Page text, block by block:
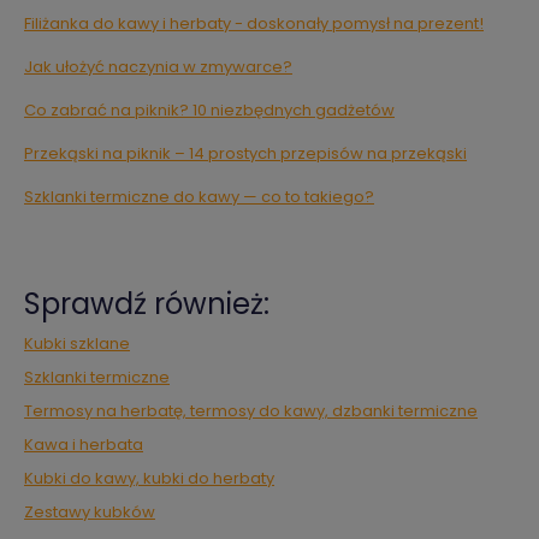
Filiżanka do kawy i herbaty - doskonały pomysł na prezent!
Jak ułożyć naczynia w zmywarce?
Co zabrać na piknik? 10 niezbędnych gadżetów
Przekąski na piknik – 14 prostych przepisów na przekąski
Szklanki termiczne do kawy — co to takiego?
Sprawdź również:
Kubki szklane
Szklanki termiczne
Termosy na herbatę, termosy do kawy, dzbanki termiczne
Kawa i herbata
Kubki do kawy, kubki do herbaty
Zestawy kubków